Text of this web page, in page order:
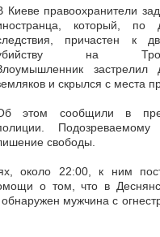
Киеве правоохранители
который, по
причастен к
на
застрелил
и скрылся с места
этом сообщили в
Подозреваемому
свободы.
около 22:00, к ним
о том, что в
мужчина с